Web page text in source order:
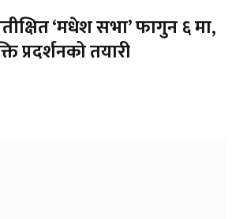
‘मधेश सभा’ फागुन ६ मा,
प्रदर्शनको तयारी